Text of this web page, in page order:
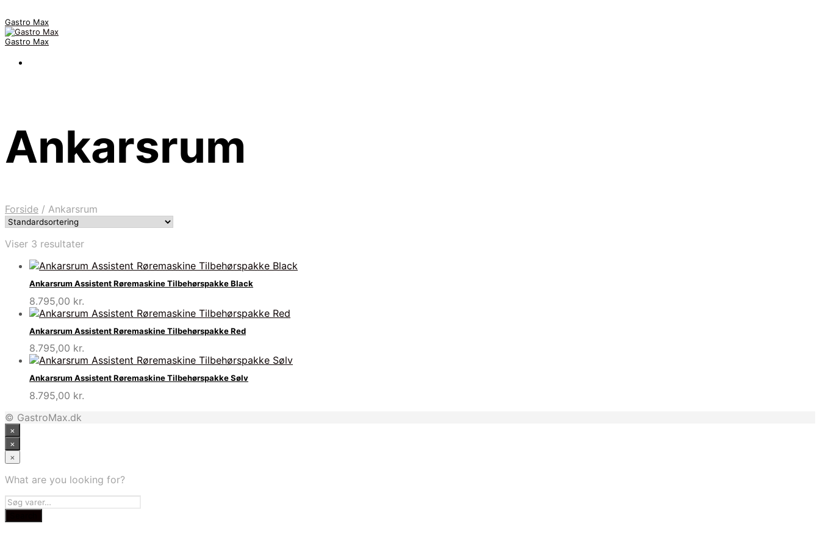
Gastro Max
Gastro Max
Ankarsrum
Forside / Ankarsrum
Viser 3 resultater
Ankarsrum Assistent Røremaskine Tilbehørspakke Black
8.795,00 kr.
Ankarsrum Assistent Røremaskine Tilbehørspakke Red
8.795,00 kr.
Ankarsrum Assistent Røremaskine Tilbehørspakke Sølv
8.795,00 kr.
© GastroMax.dk
×
×
×
What are you looking for?